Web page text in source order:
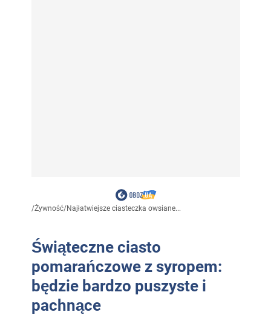
/Żywność/Najłatwiejsze ciasteczka owsiane...
Świąteczne ciasto
pomarańczowe z syropem:
będzie bardzo puszyste i
pachnące